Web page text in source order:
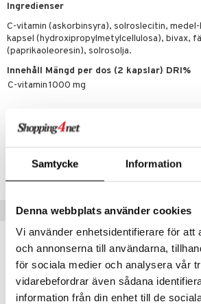
Samtycke Information
Denna webbplats använder cookies
Vi använder enhetsidentifierare för att
och annonserna till användarna,
för sociala medier och analysera vår
vidarebefordrar även sådana
information från din enhet till de
Ingredienser
C-vitamin (askorbinsyra), solroslecitin,
kapsel (hydroxipropylmetylcellulosa), bivax,
(paprikaoleoresin), solrosolja.
Innehåll Mängd per dos (2 kapslar) DRI%
C-vitamin1000 mg
HDMA1-DZ-60
Lägsta pris senaste 30 dagarna: 255 kr
Populära produkter
kampanj -25%